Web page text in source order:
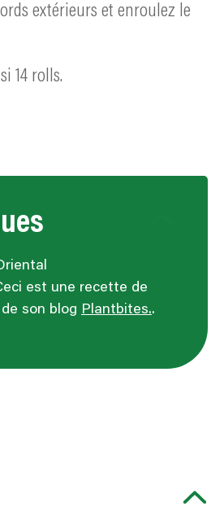
extérieurs et enroulez le
14 rolls.
est une recette de
son blog Plantbites..